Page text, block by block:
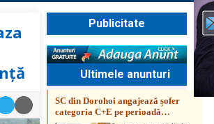
Publicitate
Ultimele anunturi
SC din Dorohoi angajează șofer
categoria C+E pe perioadă